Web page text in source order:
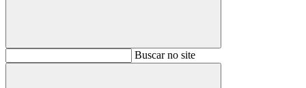
BuscarBuscar no site